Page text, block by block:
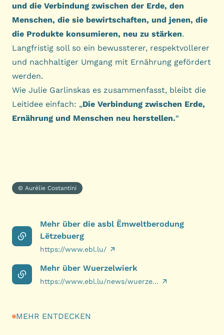
und die Verbindung zwischen der Erde, den
Menschen, die sie bewirtschaften, und jenen, die
die Produkte konsumieren, neu zu stärken.
Langfristig soll so ein bewussterer, respektvollerer
und nachhaltiger Umgang mit Ernährung gefördert
werden.
Wie Julie Garlinskas es zusammenfasst, bleibt die
Leitidee einfach: „Die Verbindung zwischen Erde,
Ernährung und Menschen neu herstellen.“
© Aurélie Costantini
Mehr über die asbl Ëmweltberodung
Lëtzebuerg
https://www.ebl.lu/
Mehr über Wuerzelwierk
https://www.ebl.lu/news/wuerze...
MEHR ENTDECKEN